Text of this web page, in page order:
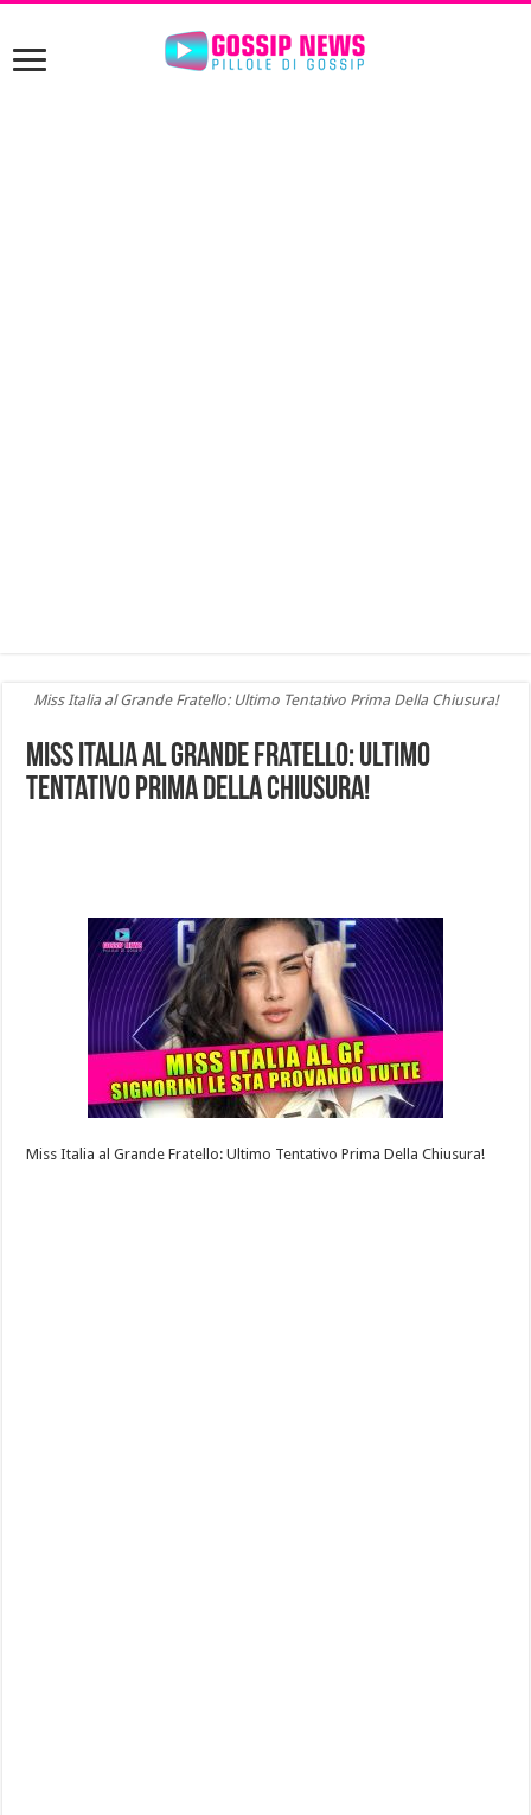
Miss Italia al Grande Fratello: Ultimo Tentativo Prima Della Chiusura!
Miss Italia al Grande Fratello: Ultimo
Tentativo Prima Della Chiusura!
Miss Italia al Grande Fratello: Ultimo Tentativo Prima Della Chiusura!